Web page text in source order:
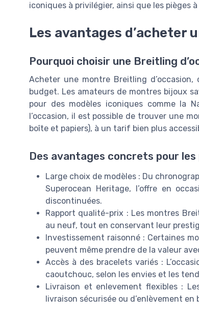
iconiques à privilégier, ainsi que les pièges
Les avantages d’acheter
Pourquoi choisir une Breitling
Acheter une montre Breitling d’occasion,
budget. Les amateurs de montres bijoux
pour des modèles iconiques comme la
l’occasion, il est possible de trouver une
boîte et papiers), à un tarif bien plus
Des avantages concrets pour les
Large choix de modèles : Du
Superocean Heritage, l’offre en
discontinuées.
Rapport qualité-prix : Les montres
au neuf, tout en conservant leur
Investissement raisonné : Certaines
peuvent même prendre de la valeur
Accès à des bracelets variés :
caoutchouc, selon les envies et les
Livraison et enlevement flexibles :
livraison sécurisée ou d’enlèvement